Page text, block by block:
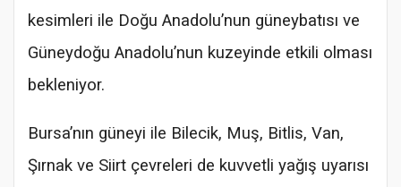
kesimleri ile Doğu Anadolu’nun güneybatısı ve
Güneydoğu Anadolu’nun kuzeyinde etkili olması
bekleniyor.
Bursa’nın güneyi ile Bilecik, Muş, Bitlis, Van,
Şırnak ve Siirt çevreleri de kuvvetli yağış uyarısı